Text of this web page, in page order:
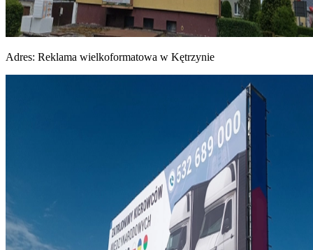
Adres: Reklama wielkoformatowa w Kętrzynie